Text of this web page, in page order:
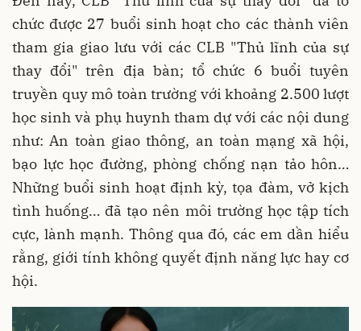
chức được 27 buổi sinh hoạt cho các thành viên
tham gia giao lưu với các CLB "Thủ lĩnh của sự
thay đổi" trên địa bàn; tổ chức 6 buổi tuyên
truyền quy mô toàn trường với khoảng 2.500 lượt
học sinh và phụ huynh tham dự với các nội dung
như: An toàn giao thông, an toàn mạng xã hội,
bạo lực học đường, phòng chống nạn tảo hôn…
Những buổi sinh hoạt định kỳ, tọa đàm, vở kịch
tình huống… đã tạo nên môi trường học tập tích
cực, lành mạnh. Thông qua đó, các em dần hiểu
rằng, giới tính không quyết định năng lực hay cơ
hội.